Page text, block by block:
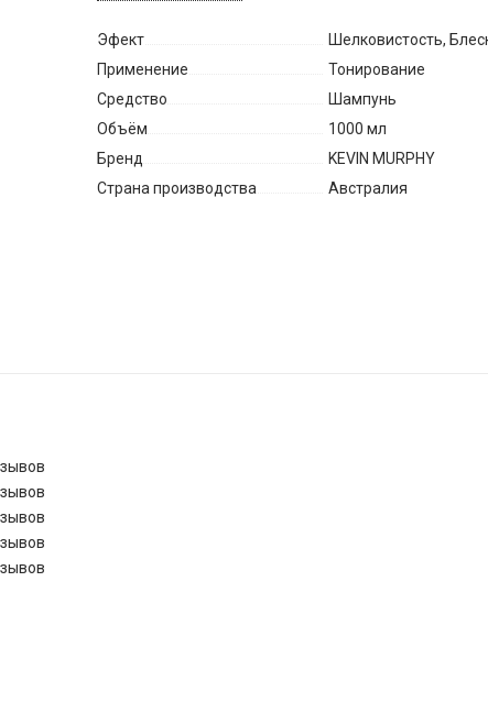
Эфект Шелковистость,
Применение
Тонирование
Средство
Шампунь
Объём
1000 мл
Бренд
KEVIN MURPHY
Страна производства
Австралия